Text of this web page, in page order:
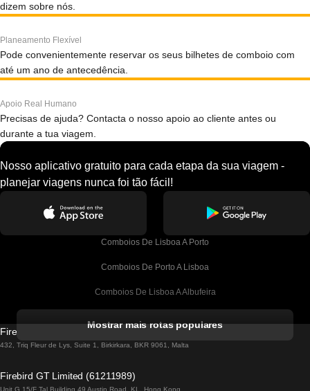
dizem sobre nós.
Planeamento Flexível
Pode convenientemente reservar os seus bilhetes de comboio com
até um ano de antecedência.
Apoio Real Humano
Precisas de ajuda? Contacta o nosso apoio ao cliente antes ou
durante a tua viagem.
Nosso aplicativo gratuito para cada etapa da sua viagem -
planejar viagens nunca foi tão fácil!
Comboios De Lisboa A Porto
Comboios De Porto A Lisboa
Comboios De Lisboa A Albufeira
Comboios De Lisboa A Lagos
Mostrar mais rotas populares
Firebird GT Limited (OC 1451)
432, Triq Fleur de Lys, Suite 1, Birkirkara, BKR 9061, Malta
Firebird GT Limited (61211989)
Unit G 15/F Tal Building 49 Austin Road, KL, Hong Kong